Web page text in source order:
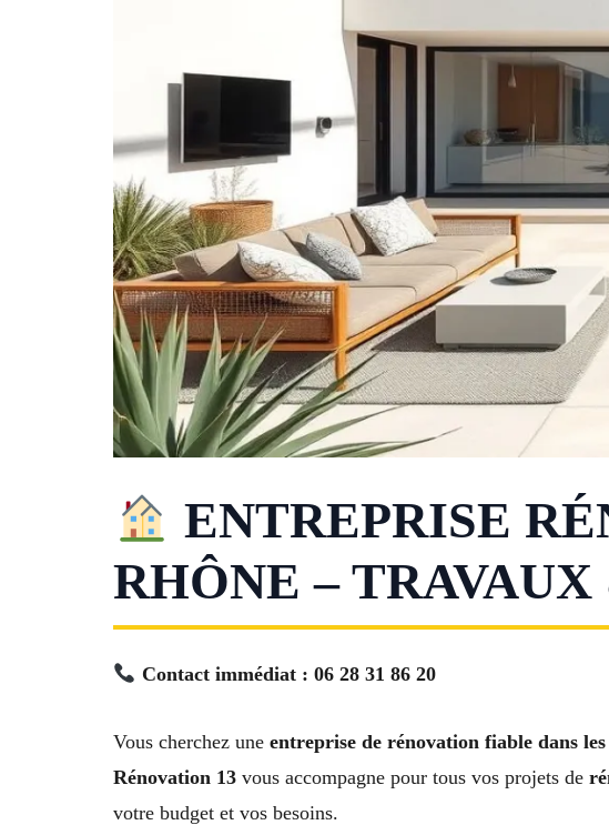
ENTREPRISE
RHÔNE –
Contact immédiat : 06 28 31 86 20
Vous cherchez une entreprise de rénovation fiable dans
Rénovation 13 vous accompagne pour tous vos projets de
votre budget et vos besoins.